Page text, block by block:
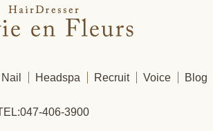
Nail Headspa Recruit Voice Blog
047-406-3900